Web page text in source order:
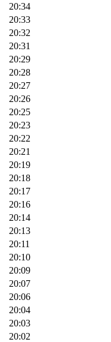
20:34
20:33
20:32
20:31
20:29
20:28
20:27
20:26
20:25
20:23
20:22
20:21
20:19
20:18
20:17
20:16
20:14
20:13
20:11
20:10
20:09
20:07
20:06
20:04
20:03
20:02